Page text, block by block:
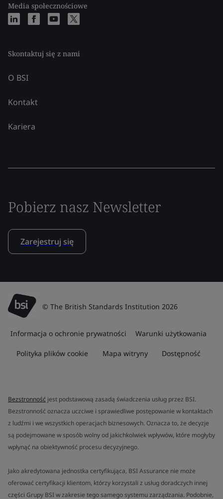
Media społecznościowe
Skontaktuj się z nami
O BSI
Kontakt
Kariera
Pobierz nasz Newsletter
Zarejestruj się
© The British Standards Institution 2026
Informacja o ochronie prywatności Warunki użytkowania
Polityka plików cookie Mapa witryny Dostępność
Bezstronność jest podstawową zasadą świadczenia usług przez BSI.
Bezstronność oznacza uczciwe i sprawiedliwe postępowanie w kontaktach
z ludźmi i we wszystkich operacjach biznesowych. Oznacza to, że decyzje
są podejmowane w sposób wolny od jakichkolwiek wpływów, które mogłyby
wpłynąć na obiektywność procesu decyzyjnego.
Jako akredytowana jednostka certyfikująca, BSI Assurance nie może
oferować certyfikacji klientom, którzy korzystali z usług doradczych innej
części Grupy BSI w zakresie tego samego systemu zarządzania. Podobnie,